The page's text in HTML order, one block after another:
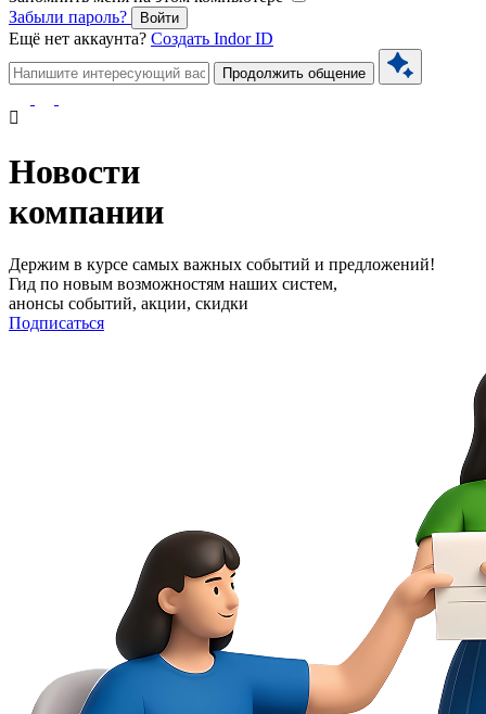
Забыли пароль?
Войти
Ещё нет аккаунта? Создать Indor ID
Продолжить общение
Новости
компании
Держим в курсе самых важных событий и предложений!
Гид по новым возможностям наших систем,
анонсы событий, акции, скидки
Подписаться